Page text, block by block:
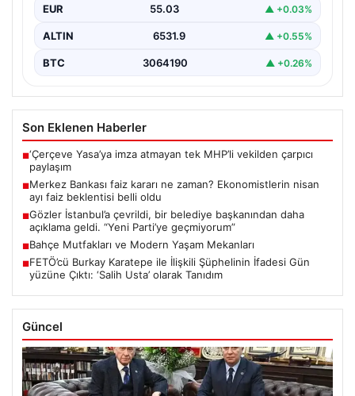
EUR 55.03 ▲ +0.03%
ALTIN 6531.9 ▲ +0.55%
BTC 3064190 ▲ +0.26%
Son Eklenen Haberler
■‘Çerçeve Yasa’ya imza atmayan tek MHP’li vekilden çarpıcı
paylaşım
■Merkez Bankası faiz kararı ne zaman? Ekonomistlerin nisan
ayı faiz beklentisi belli oldu
■Gözler İstanbul’a çevrildi, bir belediye başkanından daha
açıklama geldi. “Yeni Parti’ye geçmiyorum”
■Bahçe Mutfakları ve Modern Yaşam Mekanları
■FETÖ’cü Burkay Karatepe ile İlişkili Şüphelinin İfadesi Gün
yüzüne Çıktı: ‘Salih Usta’ olarak Tanıdım
Güncel